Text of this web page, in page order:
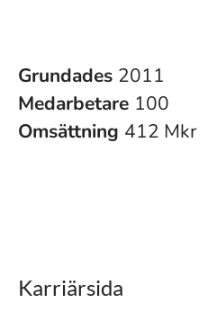
Grundades 2011
Medarbetare 100
Omsättning 412 Mkr
Karriärsida